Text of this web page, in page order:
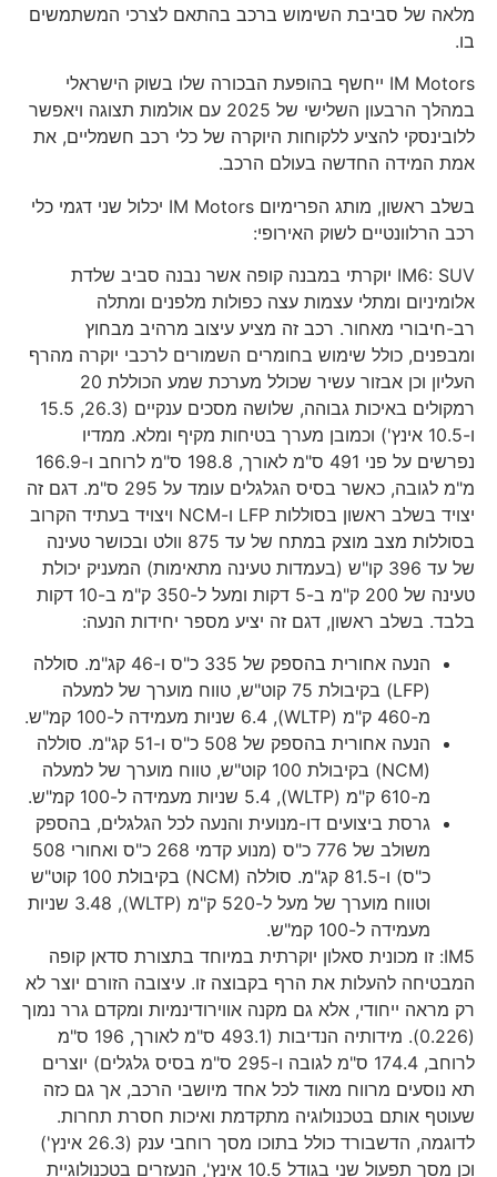
מלאה של סביבת השימוש ברכב בהתאם לצרכי המשתמשים
IM Motors ייחשף בהופעת הבכורה שלו בשוק הישראלי
במהלך הרבעון השלישי של 2025 עם אולמות תצוגה ויאפשר
ללובינסקי להציע ללקוחות היוקרה של כלי רכב חשמליים, את
אמת המידה החדשה בעולם הרכב.
בשלב ראשון, מותג הפרימיום IM Motors יכלול שני דגמי כלי
רכב הרלוונטיים לשוק האירופי:
IM6: SUV יוקרתי במבנה קופה אשר נבנה סביב שלדת
אלומיניום ומתלי עצמות עצה כפולות מלפנים ומתלה
רב-חיבורי מאחור. רכב זה מציע עיצוב מרהיב מבחוץ
ומבפנים, כולל שימוש בחומרים השמורים לרכבי יוקרה מהרף
העליון וכן אבזור עשיר שכולל מערכת שמע הכוללת 20
רמקולים באיכות גבוהה, שלושה מסכים ענקיים (26.3, 15.5
ו-10.5 אינץ') וכמובן מערך בטיחות מקיף ומלא. ממדיו
נפרשים על פני 491 ס"מ לאורך, 198.8 ס"מ לרוחב ו-166.9
מ"מ לגובה, כאשר בסיס הגלגלים עומד על 295 ס"מ. דגם זה
יצויד בשלב ראשון בסוללות LFP ו-NCM ויצויד בעתיד הקרוב
בסוללות מצב מוצק במתח של עד 875 וולט ובכושר טעינה
של עד 396 קו"ש (בעמדות טעינה מתאימות) המעניק יכולת
טעינה של 200 ק"מ ב-5 דקות ומעל ל-350 ק"מ ב-10 דקות
בלבד. בשלב ראשון, דגם זה יציע מספר יחידות הנעה:
הנעה אחורית בהספק של 335 כ"ס ו-46 קג"מ. סוללה
(LFP) בקיבולת 75 קוט"ש, טווח מוערך של למעלה
הנעה אחורית בהספק של 508 כ"ס ו-51 קג"מ. סוללה
(NCM) בקיבולת 100 קוט"ש, טווח מוערך של למעלה
גרסת ביצועים דו-מנועית והנעה לכל הגלגלים, בהספק
משולב של 776 כ"ס (מנוע קדמי 268 כ"ס ואחורי 508
כ"ס) ו-81.5 קג"מ. סוללה (NCM) בקיבולת 100 קוט"ש
וטווח מוערך של מעל ל-520 ק"מ (WLTP), 3.48 שניות
מעמידה ל-100 קמ"ש.
IM5: זו מכונית סאלון יוקרתית במיוחד בתצורת סדאן קופה
המבטיחה להעלות את הרף בקבוצה זו. עיצובה הזורם יוצר לא
רק מראה ייחודי, אלא גם מקנה אווירודינמיות ומקדם גרר נמוך
(0.226). מידותיה הנדיבות (493.1 ס"מ לאורך, 196 ס"מ
לרוחב, 174.4 ס"מ לגובה ו-295 ס"מ בסיס גלגלים) יוצרים
תא נוסעים מרווח מאוד לכל אחד מיושבי הרכב, אך גם כזה
שעוטף אותם בטכנולוגיה מתקדמת ואיכות חסרת תחרות.
לדוגמה, הדשבורד כולל בתוכו מסך רוחבי ענק (26.3 אינץ')
וכן מסך תפעול שני בגודל 10.5 אינץ', הנעזרים בטכנולוגיית